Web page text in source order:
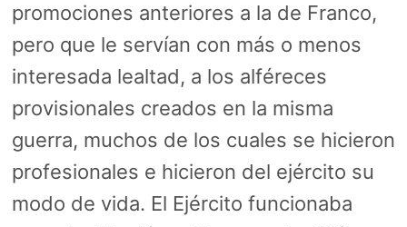
promociones anteriores a la de Franco,
pero que le servían con más o menos
interesada lealtad, a los alféreces
provisionales creados en la misma
guerra, muchos de los cuales se hicieron
profesionales e hicieron del ejército su
modo de vida. El Ejército funcionaba